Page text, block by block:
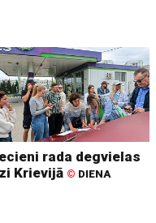
rada degvielas
Krievijā © DIENA